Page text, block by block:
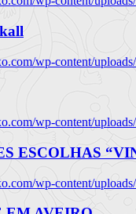
wp-content/
wp-content/
ESCOLHAS
wp-content/